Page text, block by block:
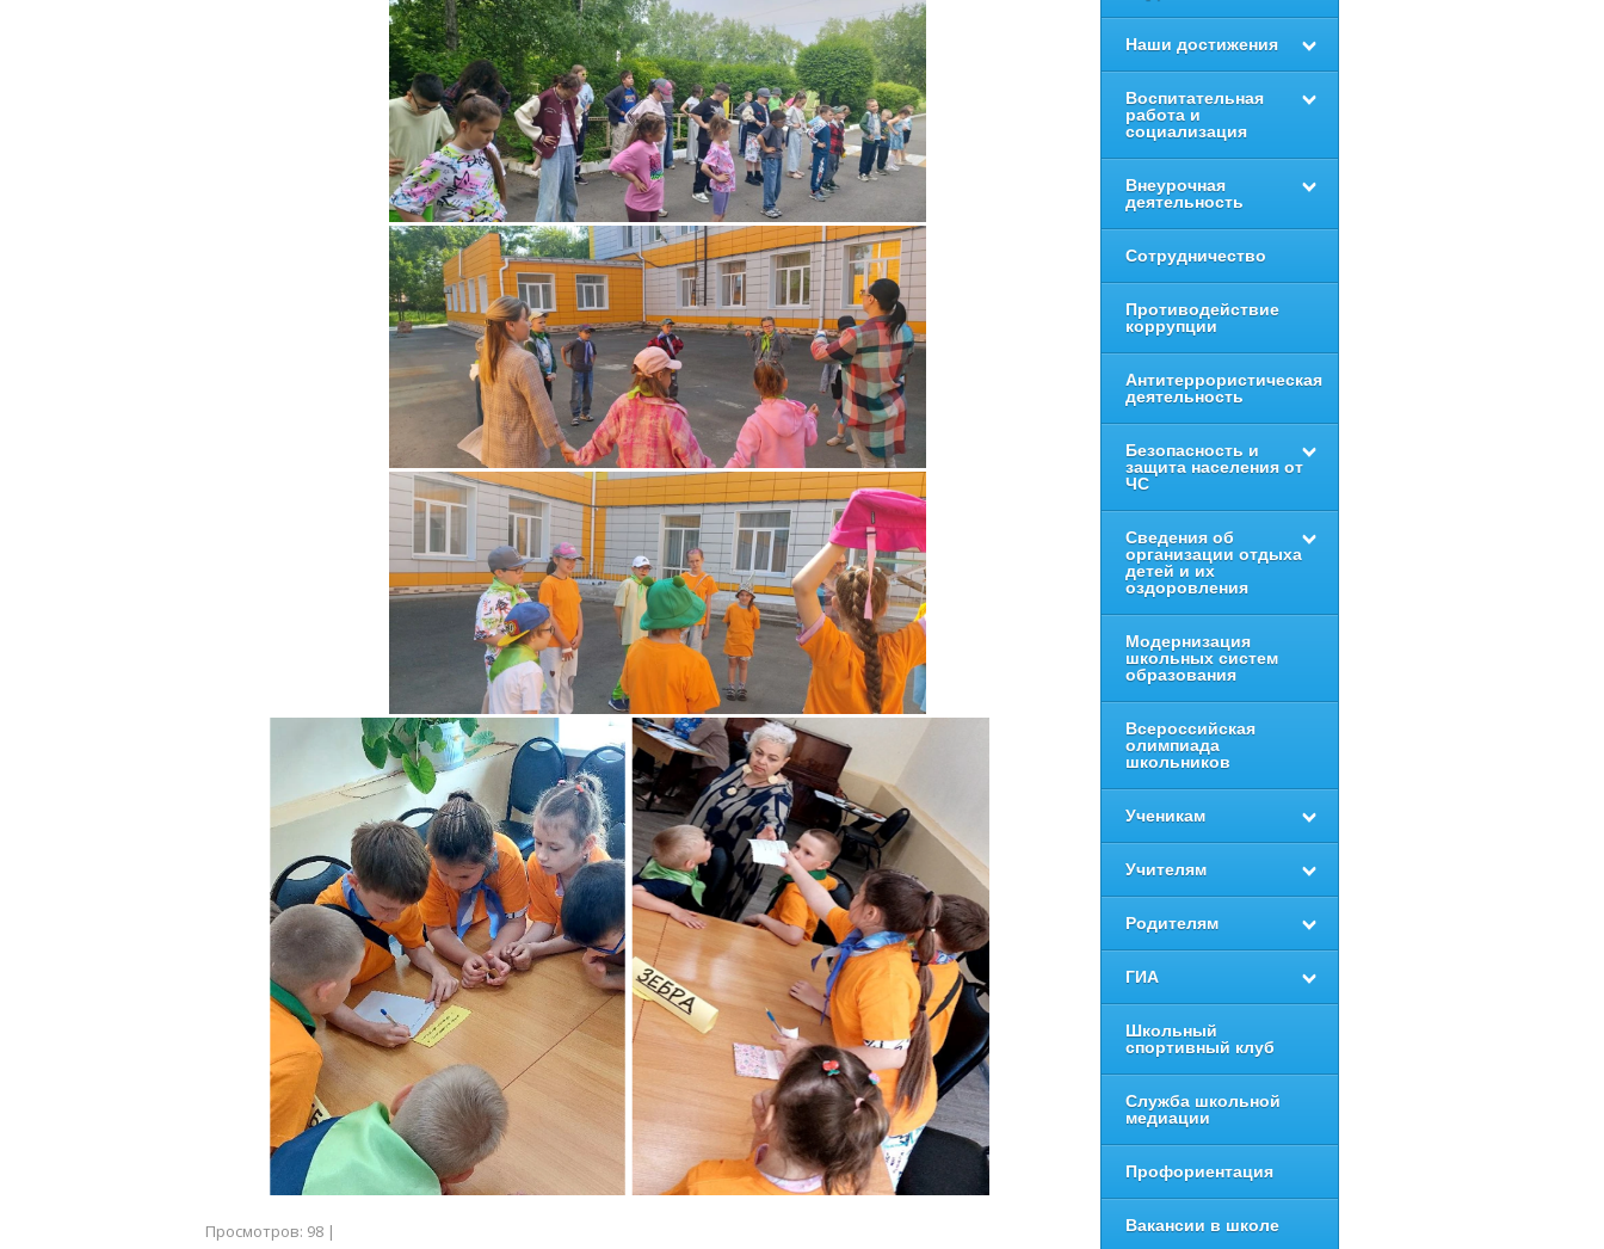
Просмотров: 98 |
Наши достижения
Воспитательная
работа и
социализация
Внеурочная
деятельность
Сотрудничество
Противодействие
коррупции
Антитеррористическая
деятельность
Безопасность и
защита населения от
ЧС
Сведения об
организации отдыха
детей и их
оздоровления
Модернизация
школьных систем
образования
Всероссийская
олимпиада
школьников
Ученикам
Учителям
Родителям
ГИА
Школьный
спортивный клуб
Служба школьной
медиации
Профориентация
Вакансии в школе